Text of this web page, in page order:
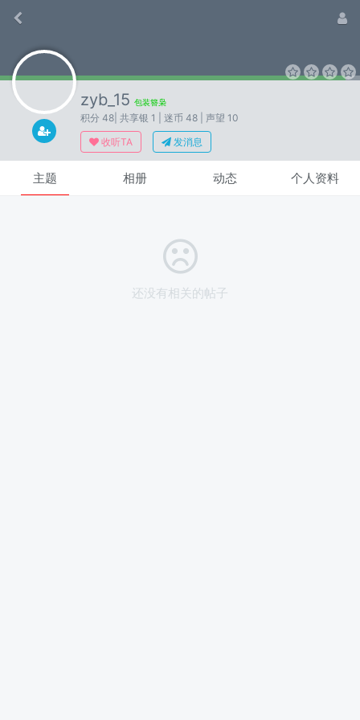
zyb_15 包装簪枭
积分 48 | 共享银 1 | 迷币 48
| 声望 10
收听TA
发消息
主题 相册 动态 个人资料
还没有相关的帖子